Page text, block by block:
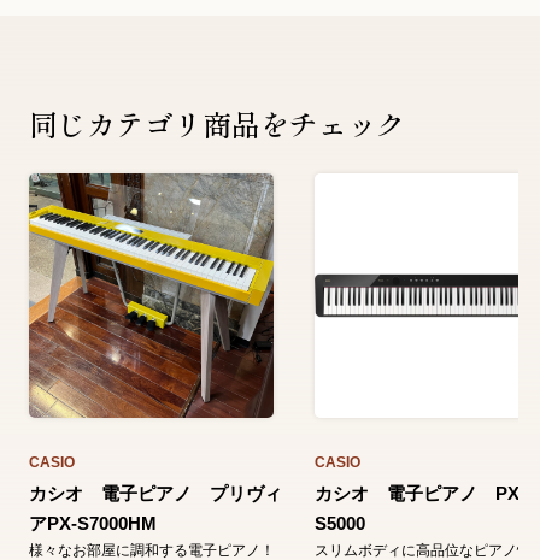
同じカテゴリ商品をチェック
CASIO
カシオ 電子ピアノ プリヴィ
アPX-S7000HM
様々なお部屋に調和する電子ピアノ！
CASIO
カシオ 電子ピアノ PX-
S5000
スリムボディに高品位なピアノ性